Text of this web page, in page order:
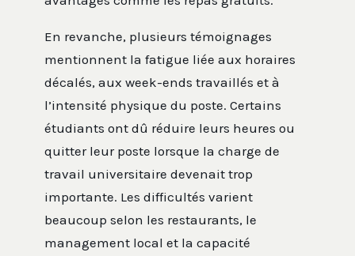
En revanche, plusieurs témoignages
mentionnent la fatigue liée aux horaires
décalés, aux week-ends travaillés et à
l’intensité physique du poste. Certains
étudiants ont dû réduire leurs heures ou
quitter leur poste lorsque la charge de
travail universitaire devenait trop
importante. Les difficultés varient
beaucoup selon les restaurants, le
management local et la capacité